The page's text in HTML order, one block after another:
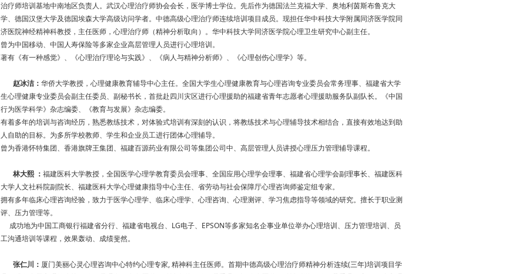
治疗师培训基地中南地区负责人。武汉心理治疗师协会会长，医学博士学位。先后作为德国法兰克福大学、奥地利茵斯布鲁克大
学、德国汉堡大学及德国埃森大学高级访问学者。中德高级心理治疗师连续培训项目成员。现担任华中科技大学附属同济医学院同
济医院神经精神科教授，主任医师，心理治疗师（精神分析取向）。华中科技大学同济医学院心理卫生研究中心副主任。
曾为中国移动、中国人寿保险等多家企业高层管理人员进行心理培训。
著有《有一种感觉》、《心理治疗理论与实践》、《病人与精神分析师》、《心理创伤心理学》等。
赵冰洁： 华侨大学教授，心理健康教育辅导中心主任。全国大学生心理健康教育与心理咨询专业委员会常务理事、福建省大学
生心理健康专业委员会副主任委员、副秘书长，首批赴四川灾区进行心理援助的福建省青年志愿者心理援助服务队副队长。《中国
行为医学科学》杂志编委、《教育与发展》杂志编委。
有着多年的培训与咨询经历，熟悉教练技术，对体验式培训有深刻的认识，将教练技术与心理辅导技术相结合，直接有效地达到助
人自助的目标。为多所学校教师、学生和企业员工进行团体心理辅导。
曾为香港怀特集团、香港旗牌王集团、福建百源药业有限公司等集团公司中、高层管理人员讲授心理压力管理辅导课程。
林大熙 ： 福建医科大学教授，全国医学心理学教育委员会理事、全国应用心理学会理事、福建省心理学会副理事长、福建医科
大学人文社科院副院长、福建医科大学心理健康指导中心主任、省劳动与社会保障厅心理咨询师鉴定组专家。
拥有多年临床心理咨询经验，致力于医学心理学、临床心理学、心理咨询、心理测评、学习焦虑指导等领域的研究。擅长于职业测
评、压力管理等。
成功地为中国工商银行福建省分行、福建省电视台、LG电子、EPSON等多家知名企事业单位举办心理培训、压力管理培训、员
工沟通培训等课程，效果轰动、成绩斐然。
张仁川： 厦门美丽心灵心理咨询中心特约心理专家, 精神科主任医师。首期中德高级心理治疗师精神分析连续(三年)培训项目学